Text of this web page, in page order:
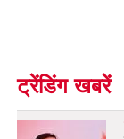
ट्रेंडिंग खबरें